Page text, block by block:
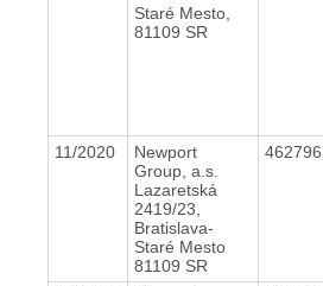
Staré Mesto,
81109 SR
11/2020
Newport
Group, a.s.
Lazaretská
2419/23,
Bratislava-
Staré Mesto
81109 SR